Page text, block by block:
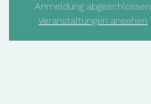
Anmeldung abgeschlossen
Veranstaltungen ansehen